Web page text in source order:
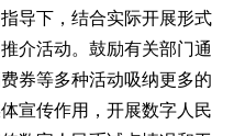
导下，结合实际开展形式
介活动。鼓励有关部门通
券等多种活动吸纳更多的
宣传作用，开展数字人民